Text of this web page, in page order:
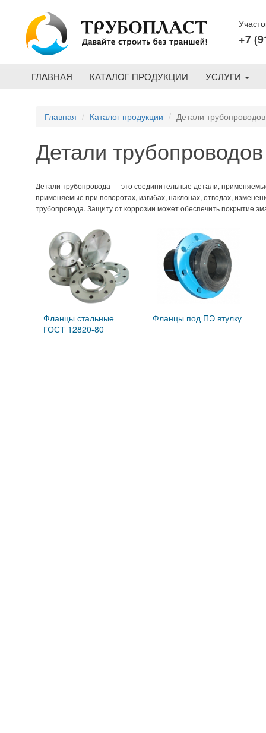
+7
ГЛАВНАЯ КАТАЛОГ ПРОДУКЦИИ УСЛУГИ
Главная Каталог продукции Детали трубопроводов
Детали трубопроводов
Детали трубопровода — это соединительные детали,
применяемые при поворотах, изгибах, наклонах, отводах,
трубопровода. Защиту от коррозии может обеспечить покрытие
Фланцы стальные
ГОСТ 12820-80
Фланцы под ПЭ втулку